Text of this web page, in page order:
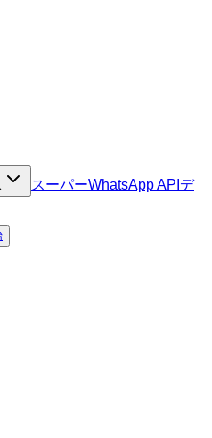
スーパーWhatsApp API デ